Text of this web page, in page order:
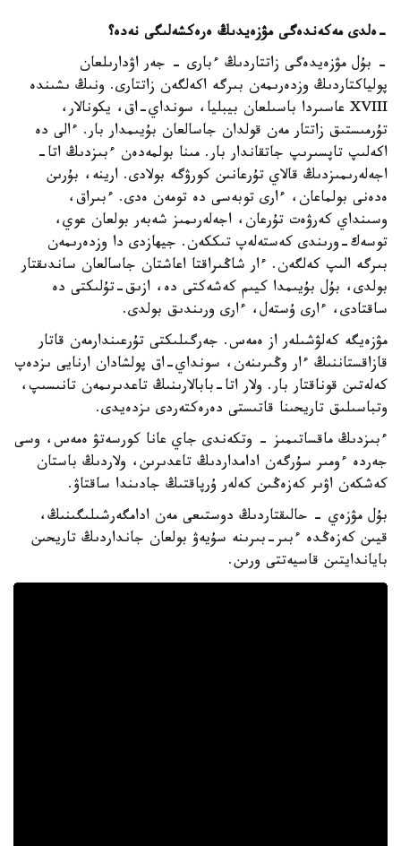
-ەلدى مەكەندەگى مۋزەيدىڭ ەرەكشەلىگى نەدە؟
- بۇل مۋزەيدەگى زاتتاردىڭ ءبارى - جەر اۋدارىلعان
پولياكتاردىڭ وزدەرىمەن بىرگە اكەلگەن زاتتارى. ونىڭ ىشىندە
XVIII عاسىردا باسىلعان بيبليا، سونداي-اق، يكونالار،
تۇرمىستىق زاتتار مەن قولدان جاسالعان بۇيىمدار بار. ءالى دە
اكەلىپ تاپسىرىپ جاتقاندار بار. مىنا بولمەدەن ءبىزدىڭ اتا-
اجەلەرىمىزدىڭ قالاي تۇرعانىن كورۋگە بولادى. ارينە، بۇرىن
ەدەنى بولماعان، ءارى توبەسى دە تومەن ەدى. ءبىراق،
وسىنداي كەرۋەت تۇرعان، اجەلەرىمىز شەبەر بولعان عوي،
توسەك-ورىندى كەستەلەپ تىككەن. جيھازدى دا وزدەرىمەن
بىرگە الىپ كەلگەن. ءار شاڭىراقتا اعاشتان جاسالعان ساندىقتار
بولدى، بۇل بۇيىمدا كيىم كەشەكتى دە، ازىق-تۇلىكتى دە
ساقتادى، ءارى ۇستەل، ءارى ورىندىق بولدى.
مۋزەيگە كەلۋشىلەر از ەمەس. جەرگىلىكتى تۇرعىندارمەن قاتار
قازاقستاننىڭ ءار وڭىرىنەن، سونداي-اق پولشادان ارنايى ىزدەپ
كەلەتىن قوناقتار بار. ولار اتا-بابالارىنىڭ تاعدىرىمەن تانىسىپ،
وتباسىلىق تاريحىنا قاتىستى دەرەكتەردى ىزدەيدى.
ءبىزدىڭ ماقساتىمىز - وتكەندى جاي عانا كورسەتۋ ەمەس، وسى
جەردە ءومىر سۇرگەن ادامداردىڭ تاعدىرىن، ولاردىڭ باستان
كەشكەن اۋىر كەزەڭىن كەلەر ۇرپاقتىڭ جادىندا ساقتاۋ.
بۇل مۋزەي - حالىقتاردىڭ دوستىعى مەن ادامگەرشىلىگىنىڭ،
قيىن كەزەڭدە ءبىر-بىرىنە سۇيەۋ بولعان جانداردىڭ تاريحىن
باياندايتىن قاسيەتتى ورىن.